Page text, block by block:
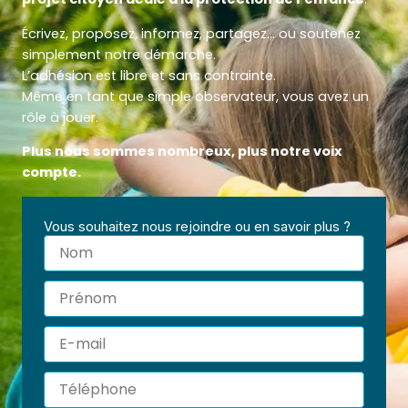
Écrivez, proposez, informez, partagez… ou soutenez
simplement notre démarche.
L’adhésion est libre et sans contrainte.
Même en tant que simple observateur, vous avez un
rôle à jouer.
Plus nous sommes nombreux, plus notre voix
compte.
Vous souhaitez nous rejoindre ou en savoir plus ?
Nom
Prénom
E-
mail
Téléphone